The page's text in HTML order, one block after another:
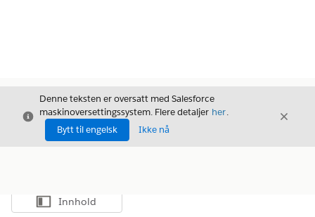
Avslutt
Denne teksten er oversatt med Salesforce
maskinoversettingssystem. Flere detaljer her.
Bytt til engelsk
Ikke nå
Avslutt
Vis innholdsfortegnelse
Innhold